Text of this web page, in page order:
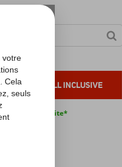
ALL INCLUSIVE
gratuite*